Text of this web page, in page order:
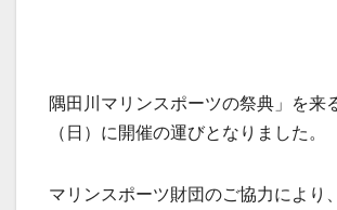
隅田川マリンスポーツの祭典」を来
（日）に開催の運びとなりました。
マリンスポーツ財団のご協力により